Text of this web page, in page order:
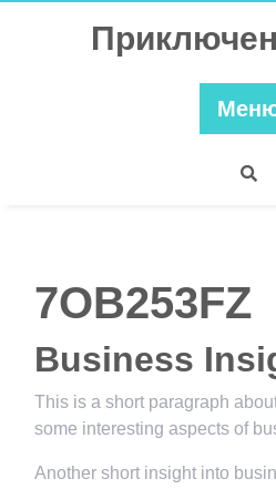
7OB253FZ
Business
This is a short paragraph
some interesting aspects of
Another short insight into